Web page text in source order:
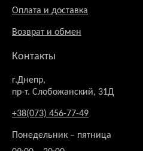
Оплата и доставка
Возврат и обмен
Контакты
г.Днепр,
пр-т. Слобожанский, 31Д
+38(073) 456-77-49
Понедельник – пятница